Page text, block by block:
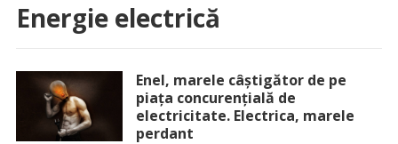
Energie electrică
Enel, marele câştigător de pe
piaţa concurenţială de
electricitate. Electrica, marele
perdant